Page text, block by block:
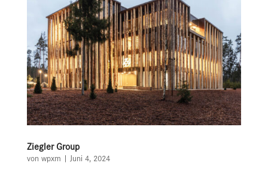
Ziegler Group
von wpxm Juni 4, 2024